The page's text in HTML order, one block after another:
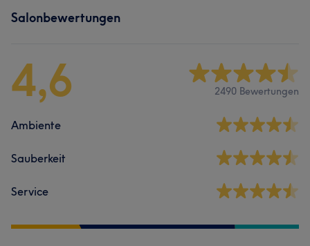
Salonbewertungen
4,6 2490 Bewertungen
Ambiente
Sauberkeit
Service